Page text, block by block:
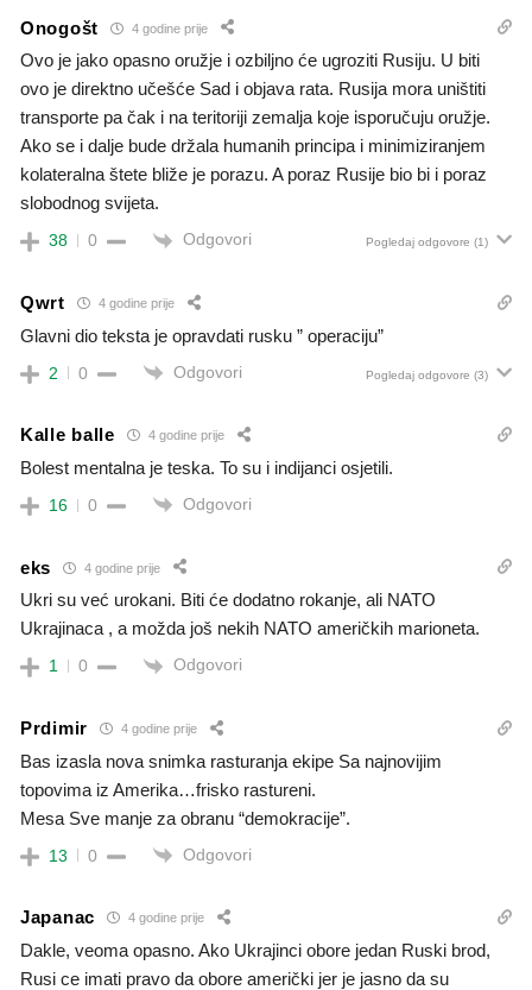
Onogošt 4 godine prije
Ovo je jako opasno oružje i ozbiljno će ugroziti Rusiju. U biti
ovo je direktno učešće Sad i objava rata. Rusija mora uništiti
transporte pa čak i na teritoriji zemalja koje isporučuju oružje.
Ako se i dalje bude držala humanih principa i minimiziranjem
kolateralna štete bliže je porazu. A poraz Rusije bio bi i poraz
slobodnog svijeta.
38 0 Odgovori Pogledaj odgovore (1)
Qwrt 4 godine prije
Glavni dio teksta je opravdati rusku ” operaciju”
2 0 Odgovori Pogledaj odgovore (3)
Kalle balle 4 godine prije
Bolest mentalna je teska. To su i indijanci osjetili.
16 0 Odgovori
eks 4 godine prije
Ukri su već urokani. Biti će dodatno rokanje, ali NATO
Ukrajinaca , a možda još nekih NATO američkih marioneta.
1 0 Odgovori
Prdimir 4 godine prije
Bas izasla nova snimka rasturanja ekipe Sa najnovijim
topovima iz Amerika…frisko rastureni.
Mesa Sve manje za obranu “demokracije”.
13 0 Odgovori
Japanac 4 godine prije
Dakle, veoma opasno. Ako Ukrajinci obore jedan Ruski brod,
Rusi ce imati pravo da obore američki jer je jasno da su